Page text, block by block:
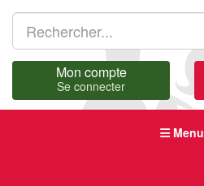
Mon compte
Se connecter
Menu